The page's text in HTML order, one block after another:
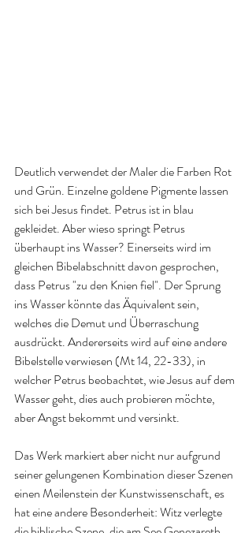
Deutlich verwendet der Maler die Farben Rot
und Grün. Einzelne goldene Pigmente lassen
sich bei Jesus findet. Petrus ist in blau
gekleidet. Aber wieso springt Petrus
überhaupt ins Wasser? Einerseits wird im
gleichen Bibelabschnitt davon gesprochen,
dass Petrus "zu den Knien fiel". Der Sprung
ins Wasser könnte das Äquivalent sein,
welches die Demut und Überraschung
ausdrückt. Andererseits wird auf eine andere
Bibelstelle verwiesen (Mt 14, 22-33), in
welcher Petrus beobachtet, wie Jesus auf dem
Wasser geht, dies auch probieren möchte,
aber Angst bekommt und versinkt.
Das Werk markiert aber nicht nur aufgrund
seiner gelungenen Kombination dieser Szenen
einen Meilenstein der Kunstwissenschaft, es
hat eine andere Besonderheit: Witz verlegte